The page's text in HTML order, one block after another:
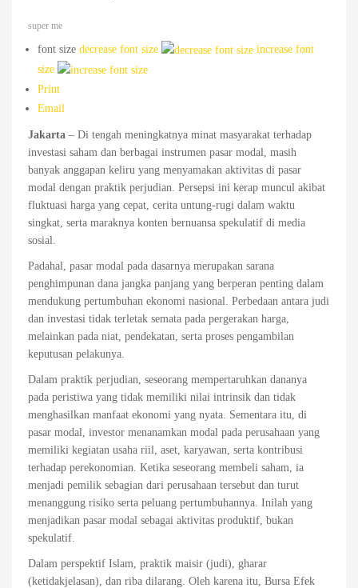
super me
font size decrease font size
increase font
size
Print
Email
Jakarta – Di tengah meningkatnya minat masyarakat terhadap
investasi saham dan berbagai instrumen pasar modal, masih
banyak anggapan keliru yang menyamakan aktivitas di pasar
modal dengan praktik perjudian. Persepsi ini kerap muncul akibat
fluktuasi harga yang cepat, cerita untung-rugi dalam waktu
singkat, serta maraknya konten bernuansa spekulatif di media
sosial.
Padahal, pasar modal pada dasarnya merupakan sarana
penghimpunan dana jangka panjang yang berperan penting dalam
mendukung pertumbuhan ekonomi nasional. Perbedaan antara judi
dan investasi tidak terletak semata pada pergerakan harga,
melainkan pada niat, pendekatan, serta proses pengambilan
keputusan pelakunya.
Dalam praktik perjudian, seseorang mempertaruhkan dananya
pada peristiwa yang tidak memiliki nilai intrinsik dan tidak
menghasilkan manfaat ekonomi yang nyata. Sementara itu, di
pasar modal, investor menanamkan modal pada perusahaan yang
memiliki kegiatan usaha riil, aset, karyawan, serta kontribusi
terhadap perekonomian. Ketika seseorang membeli saham, ia
menjadi pemilik sebagian dari perusahaan tersebut dan turut
menanggung risiko serta peluang pertumbuhannya. Inilah yang
menjadikan pasar modal sebagai aktivitas produktif, bukan
spekulatif.
Dalam perspektif Islam, praktik maisir (judi), gharar
(ketidakjelasan), dan riba dilarang. Oleh karena itu, Bursa Efek